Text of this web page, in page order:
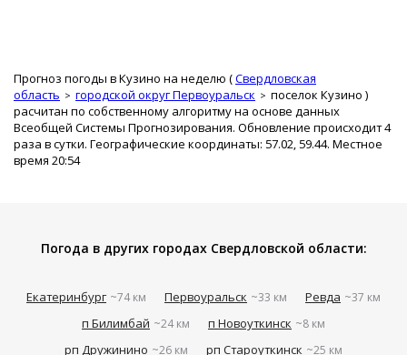
Прогноз погоды в Кузино на неделю (Свердловская
область
городской округ Первоуральск поселок Кузино )
расчитан по собственному алгоритму на основе данных
Всеобщей Системы Прогнозирования. Обновление происходит 4
раза в сутки. Географические координаты: 57.02, 59.44. Местное
время 20:54
Погода в других городах Свердловской области:
Екатеринбург ~74 км Первоуральск ~33 км Ревда ~37 км
п Билимбай ~24 км п Новоуткинск ~8 км
рп Дружинино ~26 км рп Староуткинск ~25 км